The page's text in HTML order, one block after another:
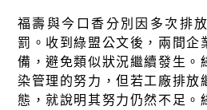
福壽與今口香分別因多次排
罰。收到綠盟公文後，兩間企
備，避免類似狀況繼續發生。
染管理的努力，但若工廠排放
態，就說明其努力仍然不足。